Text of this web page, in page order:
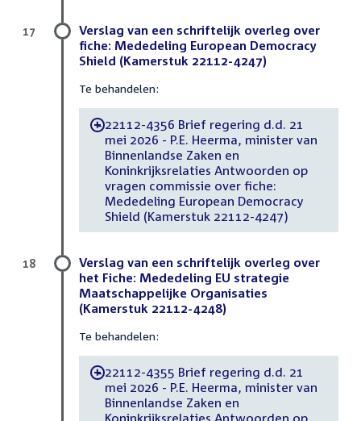
Verslag van een schriftelijk overleg over
fiche: Mededeling European Democracy
Shield (Kamerstuk 22112-4247)
Te behandelen:
-22112-4356 Brief regering d.d. 21
mei 2026 - P.E. Heerma, minister van
Binnenlandse Zaken en
Koninkrijksrelaties Antwoorden op
vragen commissie over fiche:
Mededeling European Democracy
Shield (Kamerstuk 22112-4247)
17
Verslag van een schriftelijk overleg over
het Fiche: Mededeling EU strategie
Maatschappelijke Organisaties
(Kamerstuk 22112-4248)
Te behandelen:
-22112-4355 Brief regering d.d. 21
mei 2026 - P.E. Heerma, minister van
Binnenlandse Zaken en
Koninkrijksrelaties Antwoorden op
18